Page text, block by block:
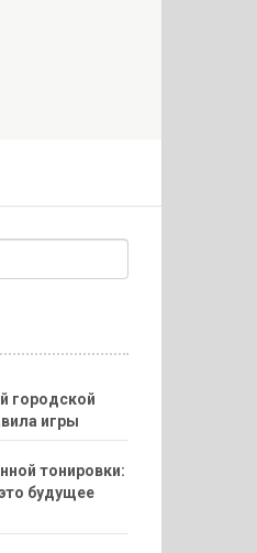
городской
игры
тонировки:
будущее